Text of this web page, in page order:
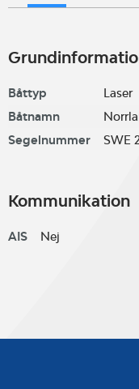
Båttyp
Laser
Båtnamn
Segelnummer
SWE
Kommunikation
AIS Nej